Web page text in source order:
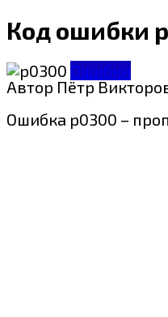
Код ошибки
Ошибки
Автор Пётр
Ошибка p0300 –